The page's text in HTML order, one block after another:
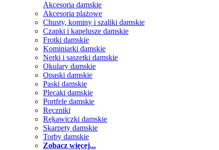
Akcesoria damskie
Akcesoria plażowe
Chusty, kominy i szaliki damskie
Czapki i kapelusze damskie
Frotki damskie
Kominiarki damskie
Nerki i saszetki damskie
Okulary damskie
Opaski damskie
Paski damskie
Plecaki damskie
Portfele damskie
Ręczniki
Rękawiczki damskie
Skarpety damskie
Torby damskie
Zobacz więcej...